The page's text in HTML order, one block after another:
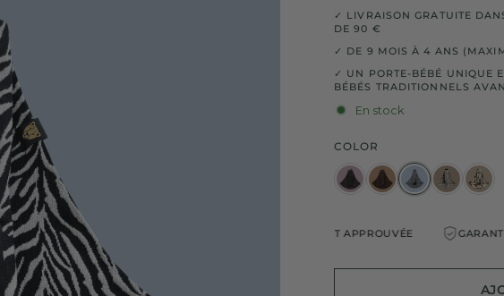
✓ LIVRAISON GRATUITE
DE 90 €
✓ DE 9 MOIS À 4 ANS
✓ UN PORTE-BÉBÉ UNIQUE
BÉBÉS TRADITIONNELS
En stock
COLOR
GARANTIE DE 2 ANS QUALITÉ TESTÉE ET APPROUVÉE GARANTIE DE 2